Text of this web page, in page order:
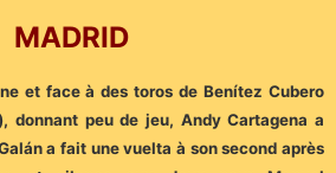
MADRID
et face à des toros de Benítez Cubero
donnant peu de jeu, Andy Cartagena a
a fait une vuelta à son second après